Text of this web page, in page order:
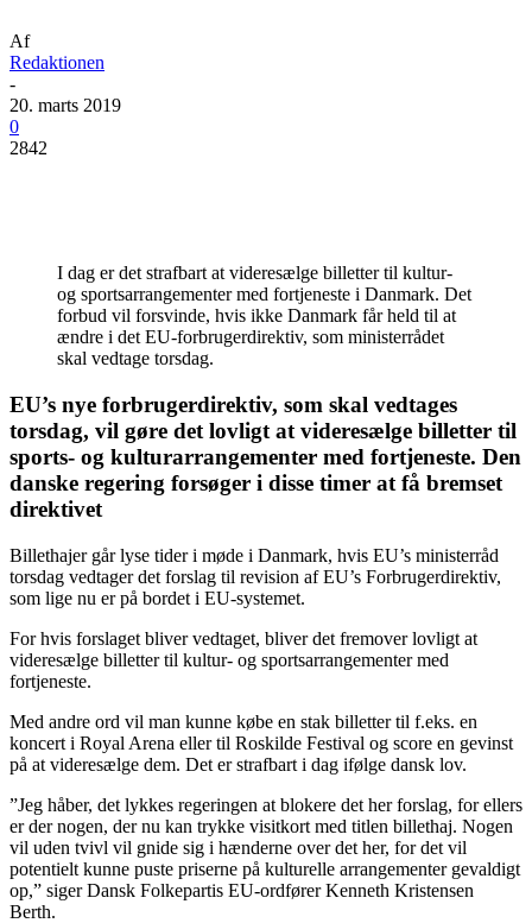
Af
Redaktionen
-
20. marts 2019
0
2842
I dag er det strafbart at videresælge billetter til kultur-
og sportsarrangementer med fortjeneste i Danmark. Det
forbud vil forsvinde, hvis ikke Danmark får held til at
ændre i det EU-forbrugerdirektiv, som ministerrådet
skal vedtage torsdag.
EU’s nye forbrugerdirektiv, som skal vedtages
torsdag, vil gøre det lovligt at videresælge billetter til
sports- og kulturarrangementer med fortjeneste. Den
danske regering forsøger i disse timer at få bremset
direktivet
Billethajer går lyse tider i møde i Danmark, hvis EU’s ministerråd
torsdag vedtager det forslag til revision af EU’s Forbrugerdirektiv,
som lige nu er på bordet i EU-systemet.
For hvis forslaget bliver vedtaget, bliver det fremover lovligt at
videresælge billetter til kultur- og sportsarrangementer med
fortjeneste.
Med andre ord vil man kunne købe en stak billetter til f.eks. en
koncert i Royal Arena eller til Roskilde Festival og score en gevinst
på at videresælge dem. Det er strafbart i dag ifølge dansk lov.
”Jeg håber, det lykkes regeringen at blokere det her forslag, for ellers
er der nogen, der nu kan trykke visitkort med titlen billethaj. Nogen
vil uden tvivl vil gnide sig i hænderne over det her, for det vil
potentielt kunne puste priserne på kulturelle arrangementer gevaldigt
op,” siger Dansk Folkepartis EU-ordfører Kenneth Kristensen
Berth.